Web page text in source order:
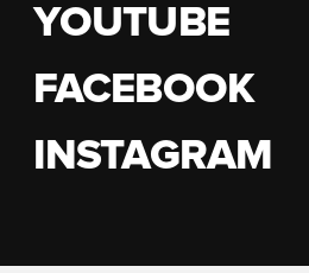
YOUTUBE
FACEBOOK
INSTAGRAM